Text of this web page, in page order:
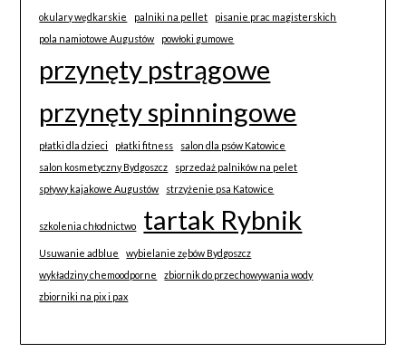
okulary wędkarskie palniki na pellet
pisanie prac magisterskich
pola namiotowe Augustów
powłoki gumowe
przynęty pstrągowe
przynęty spinningowe
płatki dla dzieci płatki fitness
salon dla psów Katowice
salon kosmetyczny Bydgoszcz
sprzedaż palników na pelet
spływy kajakowe Augustów
strzyżenie psa Katowice
szkolenia chłodnictwo tartak Rybnik
Usuwanie adblue
wybielanie zębów Bydgoszcz
wykładziny chemoodporne
zbiornik do przechowywania wody
zbiorniki na pix i pax